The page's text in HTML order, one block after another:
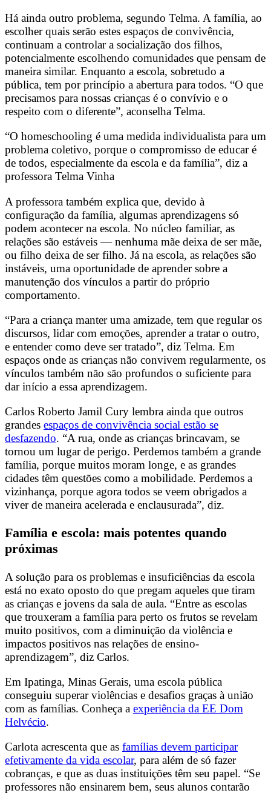
Há ainda outro problema, segundo Telma. A família, ao
escolher quais serão estes espaços de convivência,
continuam a controlar a socialização dos filhos,
potencialmente escolhendo comunidades que pensam de
maneira similar. Enquanto a escola, sobretudo a
pública, tem por princípio a abertura para todos. “O que
precisamos para nossas crianças é o convívio e o
respeito com o diferente”, aconselha Telma.
“O homeschooling é uma medida individualista para um
problema coletivo, porque o compromisso de educar é
de todos, especialmente da escola e da família”, diz a
professora Telma Vinha
A professora também explica que, devido à
configuração da família, algumas aprendizagens só
podem acontecer na escola. No núcleo familiar, as
relações são estáveis—nenhuma mãe deixa de ser mãe,
ou filho deixa de ser filho. Já na escola, as relações são
instáveis, uma oportunidade de aprender sobre a
manutenção dos vínculos a partir do próprio
comportamento.
“Para a criança manter uma amizade, tem que regular os
discursos, lidar com emoções, aprender a tratar o outro,
e entender como deve ser tratado”, diz Telma. Em
espaços onde as crianças não convivem regularmente, os
vínculos também não são profundos o suficiente para
dar início a essa aprendizagem.
Carlos Roberto Jamil Cury lembra ainda que outros
grandes espaços de convivência social estão se
desfazendo. “A rua, onde as crianças brincavam, se
tornou um lugar de perigo. Perdemos também a grande
família, porque muitos moram longe, e as grandes
cidades têm questões como a mobilidade. Perdemos a
vizinhança, porque agora todos se veem obrigados a
viver de maneira acelerada e enclausurada”, diz.
Família e escola: mais potentes quando
próximas
A solução para os problemas e insuficiências da escola
está no exato oposto do que pregam aqueles que tiram
as crianças e jovens da sala de aula. “Entre as escolas
que trouxeram a família para perto os frutos se revelam
muito positivos, com a diminuição da violência e
impactos positivos nas relações de ensino-
aprendizagem”, diz Carlos.
Em Ipatinga, Minas Gerais, uma escola pública
conseguiu superar violências e desafios graças à união
com as famílias. Conheça a experiência da EE Dom
Helvécio.
Carlota acrescenta que as famílias devem participar
efetivamente da vida escolar, para além de só fazer
cobranças, e que as duas instituições têm seu papel. “Se
professores não ensinarem bem, seus alunos contarão